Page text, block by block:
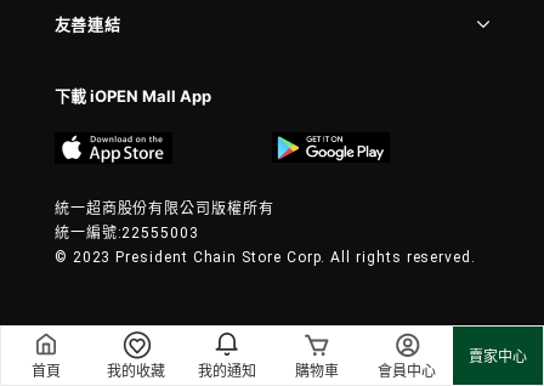
首頁 我的收藏 我的通知 購物車 會員中心
賣家中心
友善連結
下載 iOPEN Mall App
統一超商股份有限公司版權所有
統一編號:22555003
© 2023 President Chain Store Corp. All rights reserved.